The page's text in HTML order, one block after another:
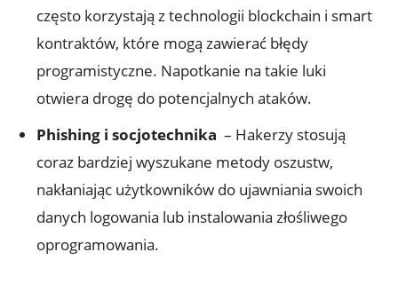
często ⁢korzystają z ⁤technologii blockchain i⁣ smart
kontraktów, ​które mogą⁣ zawierać⁣ błędy
programistyczne. Napotkanie‍ na takie⁢ luki
otwiera drogę do ‌potencjalnych ataków.
Phishing ‍i socjotechnika ⁤ – Hakerzy stosują
coraz bardziej wyszukane​ metody oszustw,
nakłaniając ​użytkowników do ujawniania swoich ​
danych‍ logowania​ lub instalowania złośliwego⁢
oprogramowania.